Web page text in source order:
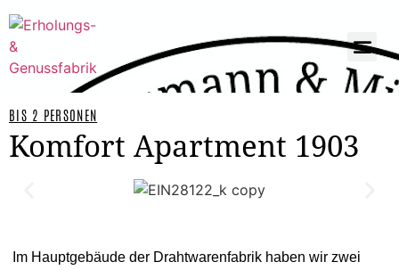
BIS 2 PERSONEN
Komfort Apartment 1903
Im Hauptgebäude der Drahtwarenfabrik haben wir zwei